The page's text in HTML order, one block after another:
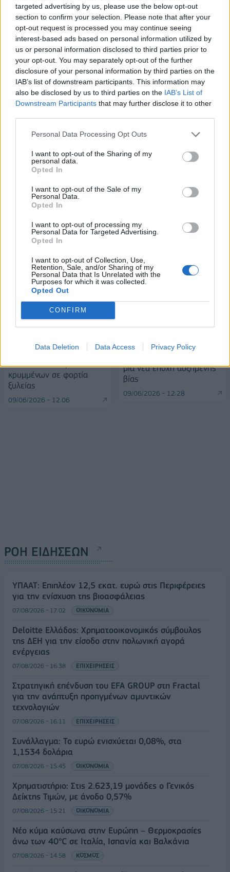
targeted advertising by us, please use the below opt-out
section to confirm your selection. Please note that after your
opt-out request is processed you may continue seeing
interest-based ads based on personal information utilized by
us or personal information disclosed to third parties prior to
your opt-out. You may separately opt-out of the further
disclosure of your personal information by third parties on the
IAB’s list of downstream participants. This information may
also be disclosed by us to third parties on the IAB’s List of
Downstream Participants that may further disclose it to other
Personal Data Processing Opt Outs
I want to opt-out of the Sharing of my
personal data.
Opted In
I want to opt-out of the Sale of my
Personal Data.
Opted In
I want to opt-out of processing my
Personal Data for Targeted Advertising.
Opted In
I want to opt-out of Collection, Use,
Retention, Sale, and/or Sharing of my
Personal Data that Is Unrelated with the
Purposes for which it was collected.
Opted Out
CONFIRM
Data Deletion Data Access Privacy Policy
Η Chery επενδύει 75 εκατ. δολάρια στην KG Mobility
Το FIAT 500 Hybrid τώρα από
Ατρόμητος και Novibet
συνεχίζουν μαζί: Ανανέωση της
συνεργασίας τους μέχρι το
2028
18η συνεχόμενη χρονιά για τον ΟΤΕ στη διεθνή σειρά δεικτών
πύλες του σε όλους
Χιλή: Κατάσχεση 100 και
πλέον τόνων ναρκωτικών
κρυμμένων σε φορτία
ξυλείας
09/06/2026 - 12:06
μια νέα εποχή αυξημένης
βίας
09/06/2026 - 12:28
ΡΟΗ ΕΙΔΗΣΕΩΝ
ΥΠΑΑΤ: Επιπλέον 12,5 εκατ. ευρώ στις Περιφέρειες
για την ενίσχυση της βιοασφάλειας
07/08/2026 - 17:02 ΟΙΚΟΝΟΜΙΑ
Deloitte Ελλάδος: Χρηματοοικονομικός σύμβουλος
της ΔΕΗ για την είσοδο στην πολωνική αγορά
ενέργειας
07/08/2026 - 16:38 ΕΠΙΧΕΙΡΗΣΕΙΣ
Στρατηγική επένδυση του EFA GROUP στη Fractal
για την ανάπτυξη προηγμένων αμυντικών
τεχνολογιών
07/08/2026 - 16:11 ΕΠΙΧΕΙΡΗΣΕΙΣ
Συνάλλαγμα: Το ευρώ ενισχύεται 0,08%, στα
1,1534 δολάρια
07/08/2026 - 15:45 ΟΙΚΟΝΟΜΙΑ
Χρηματιστήριο: Στις 2.623,19 μονάδες ο Γενικός
Δείκτης Τιμών, με άνοδο 0,57%
07/08/2026 - 15:21 ΟΙΚΟΝΟΜΙΑ
Νέο κύμα καύσωνα στην Ευρώπη – Θερμοκρασίες
άνω των 40°C σε Ιταλία, Ισπανία και Βαλκάνια
07/08/2026 - 14:58 ΚΟΣΜΟΣ